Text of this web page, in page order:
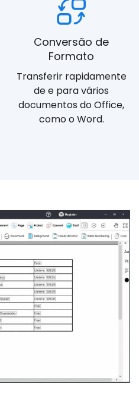
Conversão de
Formato
Transferir rapidamente
de e para vários
documentos do Office,
como o Word.